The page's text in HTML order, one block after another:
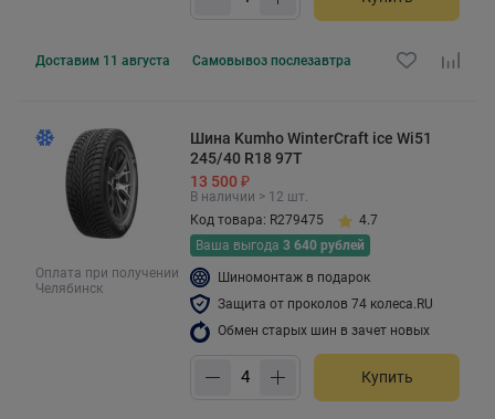
Доставим 11 августа Самовывоз послезавтра
Оплата при получении
Челябинск
Шина Kumho WinterCraft ice Wi51
245/40 R18 97T
13 500 ₽
В наличии > 12 шт.
Код товара: R279475
4.7
Ваша выгода 3 640 рублей
Шиномонтаж в подарок
Защита от проколов 74 колеса.RU
Обмен старых шин в зачет новых
Купить